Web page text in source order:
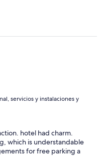
servicios y instalaciones y
hotel had charm.
which is understandable
for free parking a